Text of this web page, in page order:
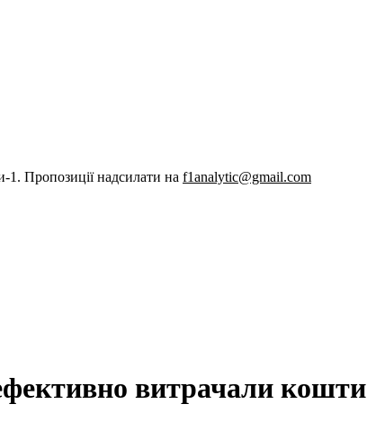
1. Пропозиції надсилати на f1analytic@gmail.com
витрачали кошти